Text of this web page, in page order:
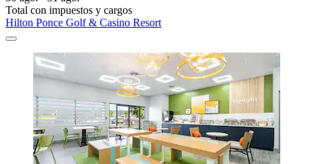
Total con impuestos y cargos
Hilton Ponce Golf & Casino Resort